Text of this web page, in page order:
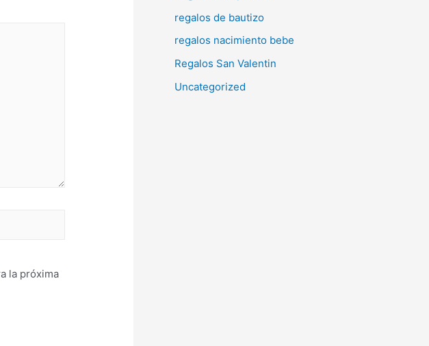
la próxima
regalos de bautizo
regalos nacimiento bebe
Regalos San Valentin
Uncategorized